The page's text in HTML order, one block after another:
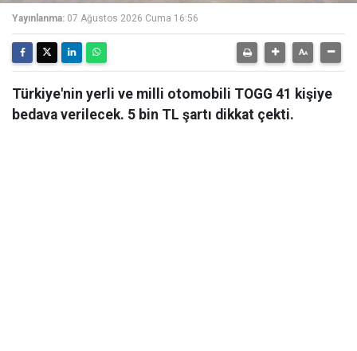
Yayınlanma: 07 Ağustos 2026 Cuma 16:56
Türkiye'nin yerli ve milli otomobili TOGG 41 kişiye
bedava verilecek. 5 bin TL şartı dikkat çekti.